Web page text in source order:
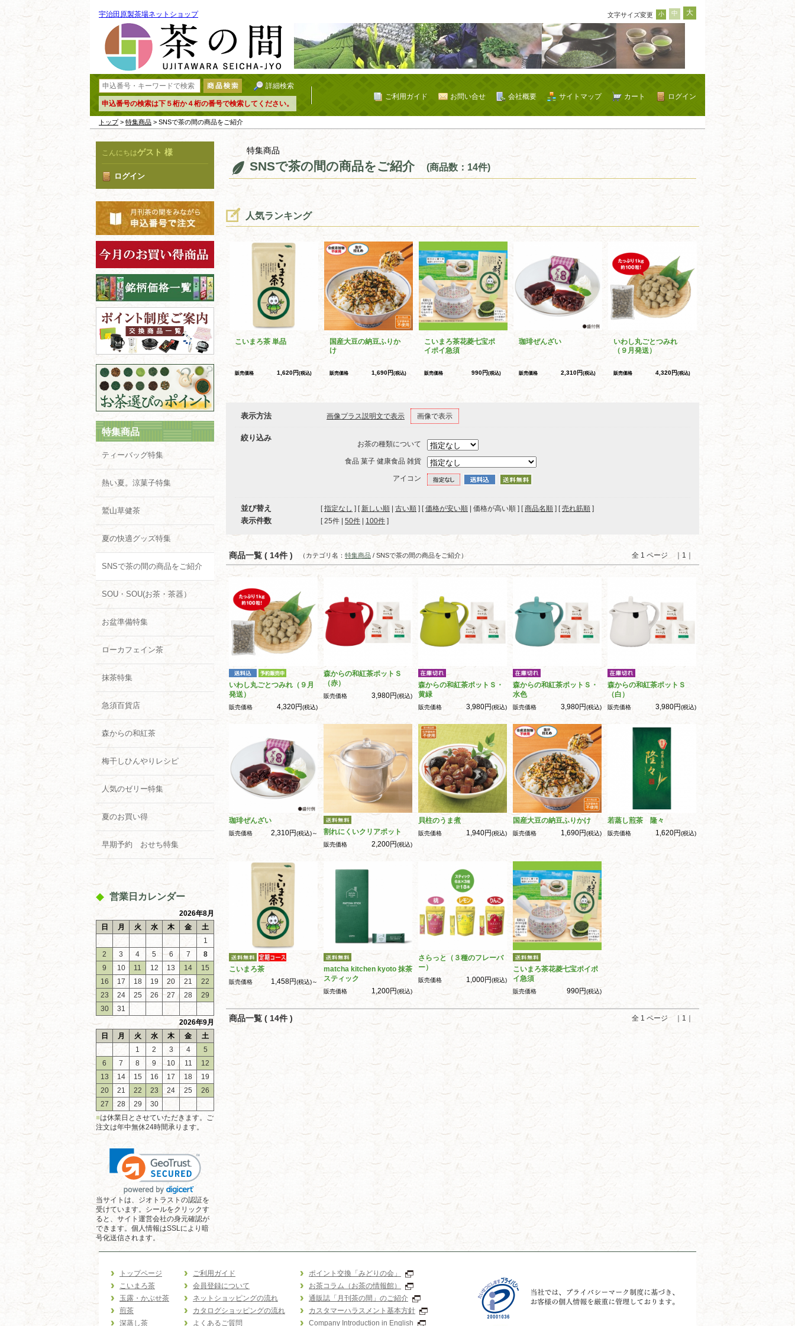
宇治田原製茶場ネットショップ 文字サイズ変更 小 中 大
詳細検索
申込番号の検索は下５桁か４桁の番号で検索してください。
ログイン
カート
サイトマップ
会社概要
お問い合せ
ご利用ガイド
トップ> 特集商品 > SNSで茶の間の商品をご紹介
こんにちはゲスト 様
ログイン
特集商品
ティーバッグ特集
熱い夏。涼菓子特集
鷲山草健茶
夏の快適グッズ特集
SNSで茶の間の商品をご紹介
SOU・SOU(お茶・茶器）
お盆準備特集
ローカフェイン茶
抹茶特集
急須百貨店
森からの和紅茶
梅干しひんやりレシピ
人気のゼリー特集
夏のお買い得
早期予約 おせち特集
営業日カレンダー
2026年8月
日
月 火 水 木 金
土
1
2
3 4 5 6 7
8
9
10 11 12 13 14
15
16
17 18 19 20 21
22
23
24 25 26 27 28
29
30
31
2026年9月
日
月 火 水 木 金
土
1
2 3 4
5
6
7 8 9 10 11
12
13
14 15 16 17 18
19
20
21 22 23 24 25
26
27
28 29
30
■は休業日とさせていただきます。ご
注文は年中無休24時間承ります。
当サイトは、ジオトラストの認証を
受けています。シールをクリックす
ると、サイト運営会社の身元確認が
できます。個人情報はSSLにより暗
号化送信されます。
特集商品
SNSで茶の間の商品をご紹介 (商品数：14件)
人気ランキング
こいまろ茶 単品
販売価格 1,620円(税込)
国産大豆の納豆ふりか
け
販売価格 1,690円(税込)
こいまろ茶花菱七宝ポ
イポイ急須
販売価格 990円(税込)
珈琲ぜんざい
販売価格 2,310円(税込)
いわし丸ごとつみれ
（９月発送）
販売価格 4,320円(税込)
表示方法 画像プラス説明文で表示 画像で表示
絞り込み
お茶の種類について
食品 菓子 健康食品 雑貨
アイコン
並び替え [指定なし ] [ 新しい順 古い順 ] [価格が安い順 | 価格が高い順 ] [商品名順 ] [売れ筋順 ]
表示件数 [ 25件 50件 100件 ]
商品一覧 ( 14件 ) 全 1 ページ ｜1｜
（カテゴリ名： 特集商品 / SNSで茶の間の商品をご紹介）
いわし丸ごとつみれ（９月
発送）
販売価格 4,320円(税込)
森からの和紅茶ポットＳ
（赤）
販売価格 3,980円(税込)
森からの和紅茶ポットＳ・
黄緑
販売価格 3,980円(税込)
森からの和紅茶ポットＳ・
水色
販売価格 3,980円(税込)
森からの和紅茶ポットＳ
（白）
販売価格 3,980円(税込)
珈琲ぜんざい
販売価格 2,310円(税込)～ 割れにくいクリアポット
販売価格 2,200円(税込)
貝柱のうま煮
販売価格 1,940円(税込)
国産大豆の納豆ふりかけ
販売価格 1,690円(税込)
若蒸し煎茶 隆々
販売価格 1,620円(税込)
こいまろ茶
販売価格 1,458円(税込)～
matcha kitchen kyoto 抹茶
スティック
販売価格 1,200円(税込)
さらっと（３種のフレーバ
ー）
販売価格 1,000円(税込)
こいまろ茶花菱七宝ポイポ
イ急須
販売価格 990円(税込)
商品一覧 ( 14件 ) 全 1 ページ ｜1｜
トップページ
こいまろ茶
玉露・かぶせ茶
煎茶
深蒸し茶
ご利用ガイド
会員登録について
ネットショッピングの流れ
カタログショッピングの流れ
よくあるご質問
ポイント交換「みどりの会」
お茶コラム（お茶の情報館）
通販誌「月刊茶の間」のご紹介
カスタマーハラスメント基本方針
Company Introduction in English